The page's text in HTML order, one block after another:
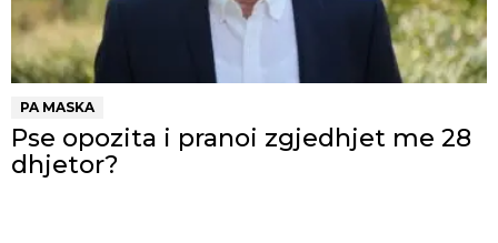
PA MASKA
Pse opozita i pranoi zgjedhjet me 28
dhjetor?